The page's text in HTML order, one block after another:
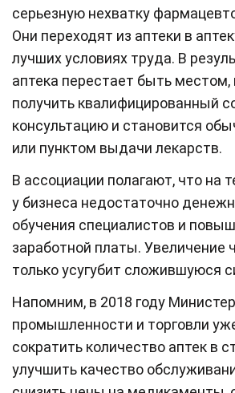
серьезную нехватку
Они переходят из аптеки в
лучших условиях труда. В
аптека перестает быть
получить квалифицированный
консультацию и становится
или пунктом выдачи лекарств.
В ассоциации полагают, что на
у бизнеса недостаточно
обучения специалистов и
заработной платы. Увеличение
только усугубит сложившуюся
Напомним, в 2018 году
промышленности и торговли
сократить количество аптек в
улучшить качество